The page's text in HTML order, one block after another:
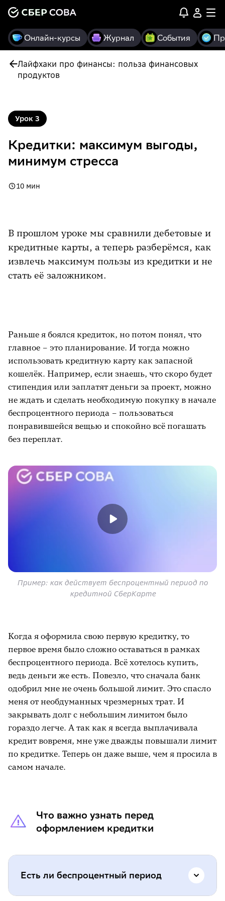
Онлайн-курсы Журнал События
Лайфхаки про финансы: польза финансовых
продуктов
Урок 3
Кредитки: максимум выгоды,
минимум стресса
10 мин
В прошлом уроке мы сравнили дебетовые и
кредитные карты, а теперь разберёмся, как
извлечь максимум пользы из кредитки и не
стать её заложником.
Раньше я боялся кредиток, но потом понял, что
главное – это планирование. И тогда можно
использовать кредитную карту как запасной
кошелёк. Например, если знаешь, что скоро будет
стипендия или заплатят деньги за проект, можно
не ждать и сделать необходимую покупку в начале
беспроцентного периода – пользоваться
понравившейся вещью и спокойно всё погашать
без переплат.
Пример: как действует беспроцентный период по
кредитной СберКарте
Когда я оформила свою первую кредитку, то
первое время было сложно оставаться в рамках
беспроцентного периода. Всё хотелось купить,
ведь деньги же есть. Повезло, что сначала банк
одобрил мне не очень большой лимит. Это спасло
меня от необдуманных чрезмерных трат. И
закрывать долг с небольшим лимитом было
гораздо легче. А так как я всегда выплачивала
кредит вовремя, мне уже дважды повышали лимит
по кредитке. Теперь он даже выше, чем я просила в
самом начале.
Что важно узнать перед
оформлением кредитки
Есть ли беспроцентный период